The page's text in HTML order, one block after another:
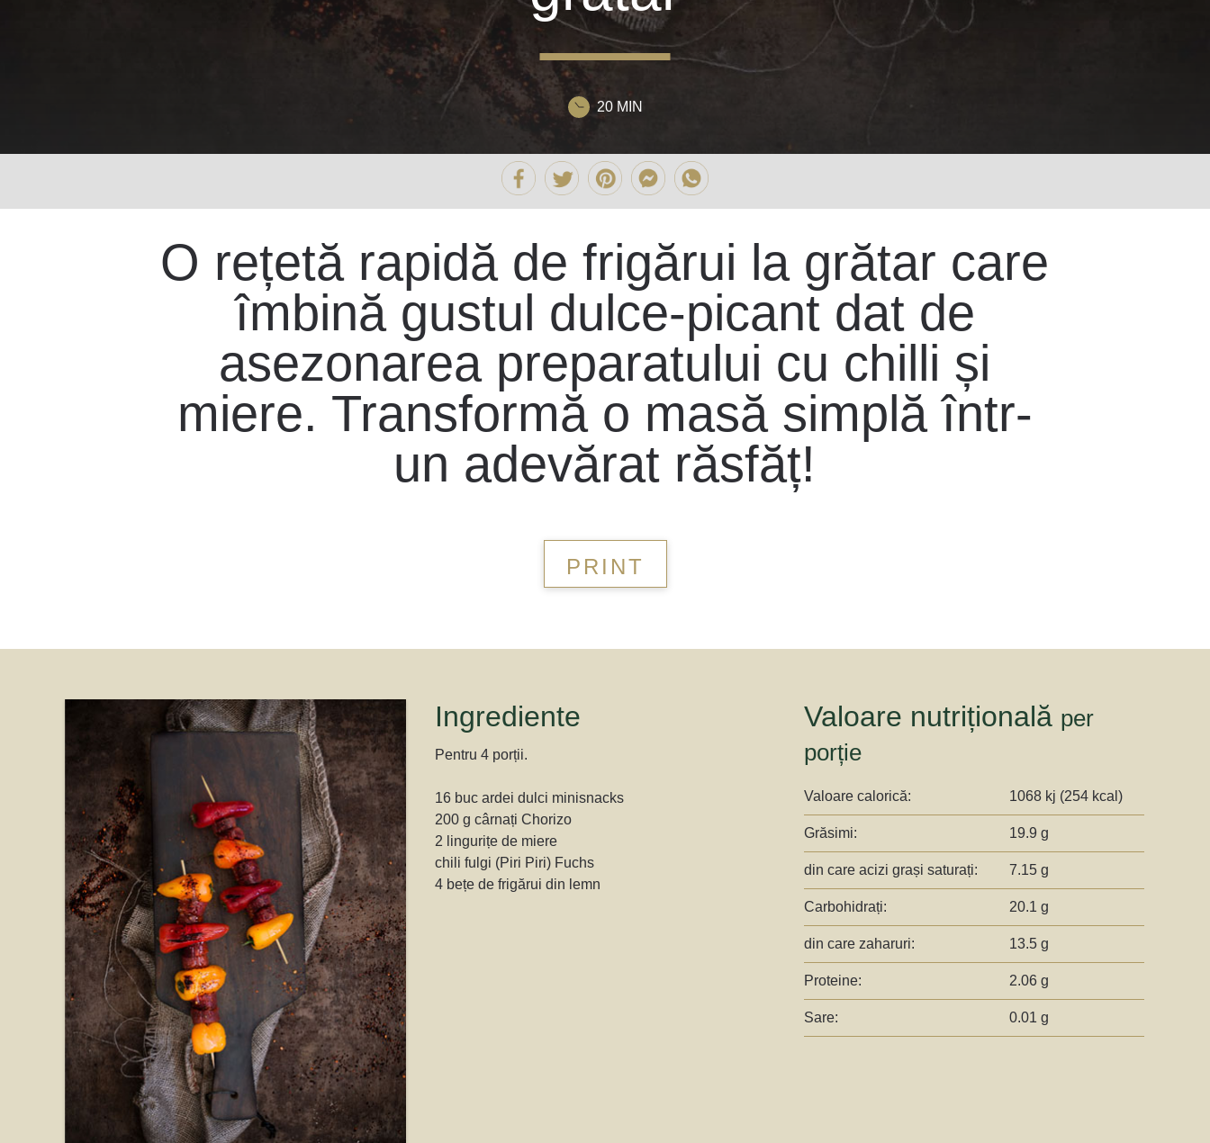
20 MIN
O rețetă rapidă de frigărui la grătar care
îmbină gustul dulce-picant dat de
asezonarea preparatului cu chilli și
miere. Transformă o masă simplă într-
un adevărat răsfăț!
PRINT
Ingrediente
Pentru 4 porții.
16 buc ardei dulci minisnacks
200 g cârnați Chorizo
2 lingurițe de miere
chili fulgi (Piri Piri) Fuchs
4 bețe de frigărui din lemn
Valoare nutrițională per
porție
Valoare calorică: 1068 kj (254 kcal)
Grăsimi: 19.9 g
din care acizi grași saturați: 7.15 g
Carbohidrați: 20.1 g
din care zaharuri: 13.5 g
Proteine: 2.06 g
Sare: 0.01 g